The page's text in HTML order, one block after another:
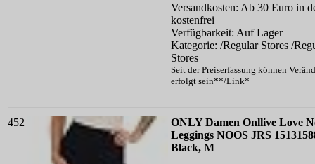
Versandkosten: Ab 30 Euro in
kostenfrei
Verfügbarkeit: Auf Lager
Kategorie: /Regular Stores /
Stores
Seit der Preiserfassung können
erfolgt sein**/Link*
452
ONLY Damen Onllive Love
Leggings NOOS JRS
Black, M